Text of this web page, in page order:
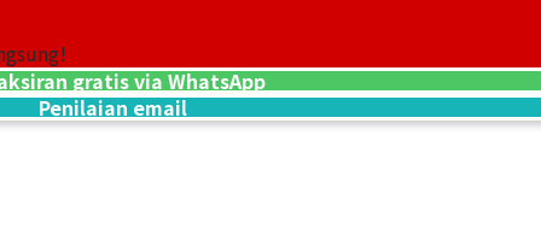
Rp 224.075.531
gratis via WhatsApp
Penilaian email